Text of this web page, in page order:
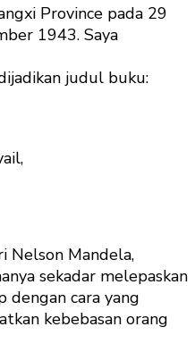
Province pada 29
1943. Saya
judul buku:
Nelson Mandela,
sekadar melepaskan
cara yang
kebebasan orang